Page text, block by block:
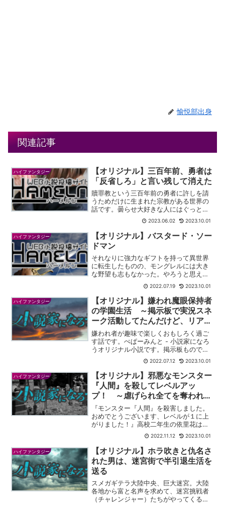
愉悦部出身
関連記事
ハイファンタジー
【オリジナル】三百年前、勇者は
「反省しろ」と言い残して消えた
贖罪教という三百年前の勇者に許しを請
うためだけに生まれた宗教がある世界の
話です。曇らせ大好きな人にはぐっとき
2023.06.02 2023.10.01
ハイファンタジー
【オリジナル】バスタード・ソー
ドマン
それなりに強力なギフトを持って異世界
に転生したものの、モングレルには大き
な野望も志もなかった。やろうと思えば
強い魔物も倒せるし、世界を揺るがす先
進的な知識もないことはない。だが、そ
うして活躍することによって生まれる軋
轢やトラブルを考えると、...
2022.07.19 2023.10.01
ハイファンタジー
【オリジナル】嫌われ魔眼保持者
の学園生活 ～掲示板で実況スネ
ーク活動してたんだけど、リアル
で身バレしそうwww～
嫌われ者が趣味で楽しくおもしろく過ご
す話です。ぺぱーみんと - 小説家になろ
うオリジナル小説です。掲示板もので
す。実験動物として学園で飼われている
魔眼保持者の主人公が掲示板で安価して
やりたい放題します。独特な設定で、実
験動物としてすでに飼わ...
2022.07.12 2023.10.01
ハイファンタジー
【オリジナル】邪悪なモンスター
『人間』を殺してレベルアッ
プ！ ～虐げられ全てを奪われた
私は、ダンジョンになった学園で
化物と戦う力を手に入れました。
復讐も人助けもやりたい放題です
『モンスター『人間』を殺害しました。
おめでとうございます、レベルが１に上
がりました！』高校二年生の依里花は、
自分に暴力を振るっていた同級生をナイ
フで殺害した直後、謎の声を聞いた。違
和感を覚えた彼女がその場を離れると、
学校は死体とモンスターで...
2022.11.12 2023.10.01
ハイファンタジー
【オリジナル】ホラ吹きと仇名さ
れた男は、迷宮街で半引退生活を
送る
スメガギテラ大陸中央、巨大迷宮。大陸
各地から富と名声を求めて、迷宮挑戦者
（チャレンジャー）たちがやってくる。